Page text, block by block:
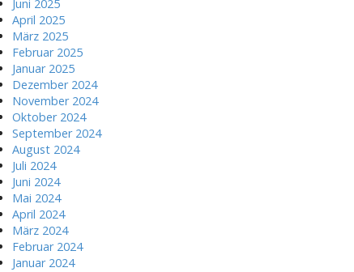
Juni 2025
April 2025
März 2025
Februar 2025
Januar 2025
Dezember 2024
November 2024
Oktober 2024
September 2024
August 2024
Juli 2024
Juni 2024
Mai 2024
April 2024
März 2024
Februar 2024
Januar 2024